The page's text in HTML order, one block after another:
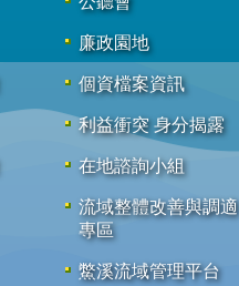
廉政園地
個資檔案資訊
利益衝突 身分揭露
在地諮詢小組
流域整體改善與調適
專區
鱉溪流域管理平台